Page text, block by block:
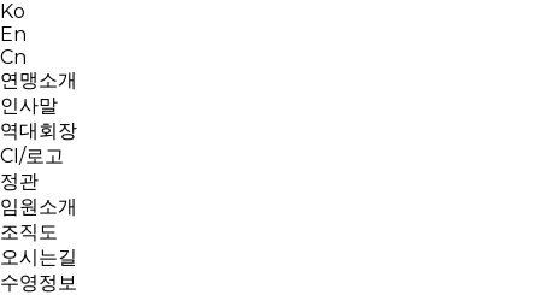
Ko
En
Cn
연맹소개
인사말
역대회장
CI/로고
정관
임원소개
조직도
오시는길
수영정보